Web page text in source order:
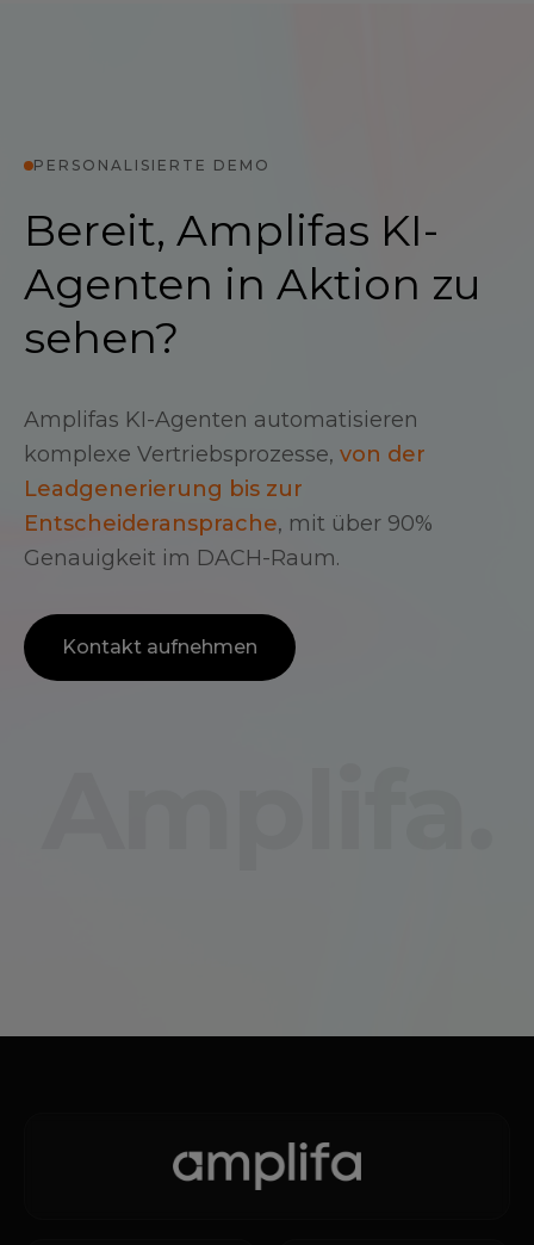
PERSONALISIERTE DEMO
Bereit, Amplifas KI-
Agenten in Aktion zu
sehen?
Amplifas KI-Agenten automatisieren
komplexe Vertriebsprozesse, von der
Leadgenerierung bis zur
Entscheideransprache, mit über 90%
Genauigkeit im DACH-Raum.
Kontakt aufnehmen